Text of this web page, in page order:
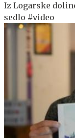
Iz Logarske
sedlo #video